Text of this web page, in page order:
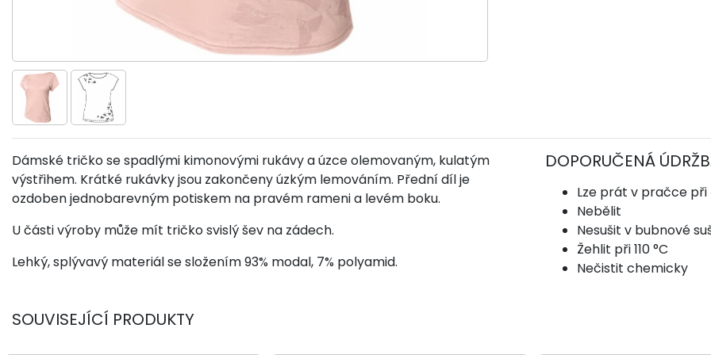
Dámské tričko se spadlými kimonovými rukávy a úzce olemovaným, kulatým
výstřihem. Krátké rukávky jsou zakončeny úzkým lemováním. Přední díl je
ozdoben jednobarevným potiskem na pravém rameni a levém boku.
U části výroby může mít tričko svislý šev na zádech.
Lehký, splývavý materiál se složením 93% modal, 7% polyamid.
DOPORUČENÁ
Lze prát v pračce při
Nebělit
Nesušit v bubnové
Žehlit při 110 °C
Nečistit chemicky
SOUVISEJÍCÍ PRODUKTY